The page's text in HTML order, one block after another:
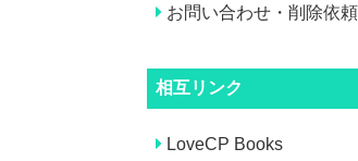
お問い合わせ・削除依頼
相互リンク
LoveCP Books